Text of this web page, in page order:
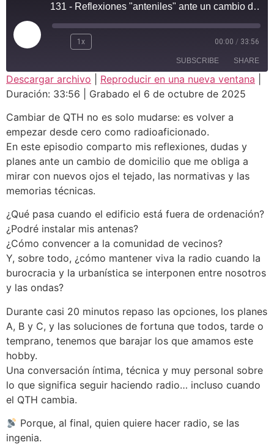
131 - Reflexiones "anteniles" ante un cambio de QTH
1x 00:00 / 33:56
SUBSCRIBE SHARE
SHARE
LINK
EMBED
Descargar archivo Reproducir en una nueva ventana
Duración: 33:56
Grabado el 6 de octubre de 2025
Cambiar de QTH no es solo mudarse: es volver a
empezar desde cero como radioaficionado.
En este episodio comparto mis reflexiones, dudas y
planes ante un cambio de domicilio que me obliga a
mirar con nuevos ojos el tejado, las normativas y las
memorias técnicas.
¿Qué pasa cuando el edificio está fuera de ordenación?
¿Podré instalar mis antenas?
¿Cómo convencer a la comunidad de vecinos?
Y, sobre todo, ¿cómo mantener viva la radio cuando la
burocracia y la urbanística se interponen entre nosotros
y las ondas?
Durante casi 20 minutos repaso las opciones, los planes
A, B y C, y las soluciones de fortuna que todos, tarde o
temprano, tenemos que barajar los que amamos este
hobby.
Una conversación íntima, técnica y muy personal sobre
lo que significa seguir haciendo radio… incluso cuando
el QTH cambia.
Porque, al final, quien quiere hacer radio, se las
ingenia.